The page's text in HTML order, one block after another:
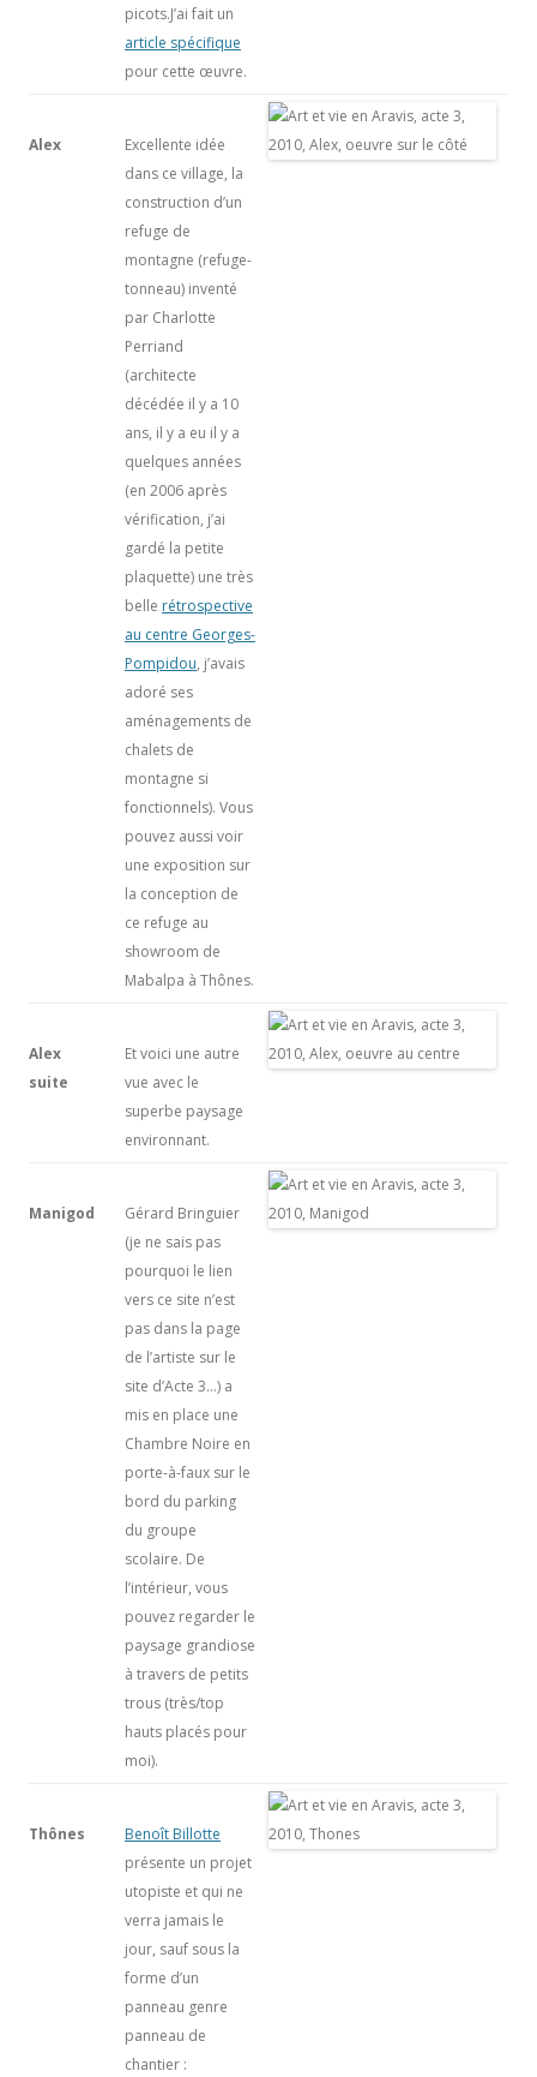
picots.J’ai fait un
article spécifique
pour cette œuvre.
Alex
Excellente idée
dans ce village, la
construction d’un
refuge de
montagne (refuge-
tonneau) inventé
par Charlotte
Perriand
(architecte
décédée il y a 10
ans, il y a eu il y a
quelques années
(en 2006 après
vérification, j’ai
gardé la petite
plaquette) une très
belle rétrospective
au centre Georges-
Pompidou, j’avais
adoré ses
aménagements de
chalets de
montagne si
fonctionnels). Vous
pouvez aussi voir
une exposition sur
la conception de
ce refuge au
showroom de
Mabalpa à Thônes.
Alex
suite
Et voici une autre
vue avec le
superbe paysage
environnant.
Manigod
Gérard Bringuier
(je ne sais pas
pourquoi le lien
vers ce site n’est
pas dans la page
de l’artiste sur le
site d’Acte 3…) a
mis en place une
Chambre Noire en
porte-à-faux sur le
bord du parking
du groupe
scolaire. De
l’intérieur, vous
pouvez regarder le
paysage grandiose
à travers de petits
trous (très/top
hauts placés pour
moi).
Thônes
Benoît Billotte
présente un projet
utopiste et qui ne
verra jamais le
jour, sauf sous la
forme d’un
panneau genre
panneau de
chantier :